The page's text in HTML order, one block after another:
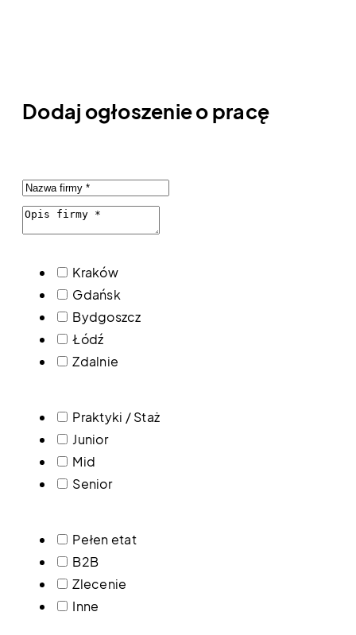
Dodaj ogłoszenie o pracę
Kraków
Gdańsk
Bydgoszcz
Łódź
Zdalnie
Praktyki / Staż
Junior
Mid
Senior
Pełen etat
B2B
Zlecenie
Inne